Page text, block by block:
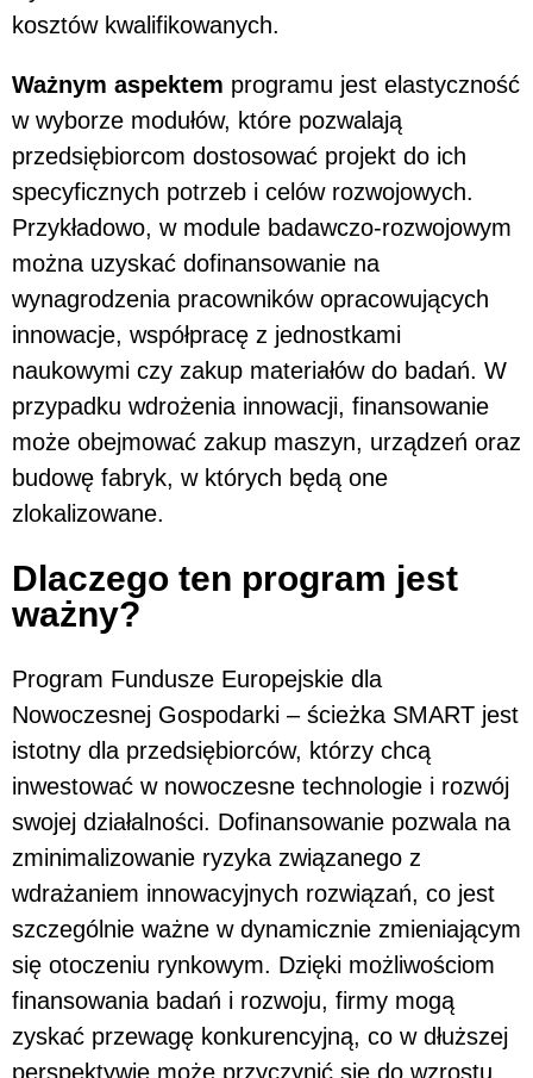
kosztów kwalifikowanych.
Ważnym aspektem programu jest elastyczność
w wyborze modułów, które pozwalają
przedsiębiorcom dostosować projekt do ich
specyficznych potrzeb i celów rozwojowych.
Przykładowo, w module badawczo-rozwojowym
można uzyskać dofinansowanie na
wynagrodzenia pracowników opracowujących
innowacje, współpracę z jednostkami
naukowymi czy zakup materiałów do badań. W
przypadku wdrożenia innowacji, finansowanie
może obejmować zakup maszyn, urządzeń oraz
budowę fabryk, w których będą one
zlokalizowane.
Dlaczego ten program jest
ważny?
Program Fundusze Europejskie dla
Nowoczesnej Gospodarki – ścieżka SMART jest
istotny dla przedsiębiorców, którzy chcą
inwestować w nowoczesne technologie i rozwój
swojej działalności. Dofinansowanie pozwala na
zminimalizowanie ryzyka związanego z
wdrażaniem innowacyjnych rozwiązań, co jest
szczególnie ważne w dynamicznie zmieniającym
się otoczeniu rynkowym. Dzięki możliwościom
finansowania badań i rozwoju, firmy mogą
zyskać przewagę konkurencyjną, co w dłuższej
perspektywie może przyczynić się do wzrostu